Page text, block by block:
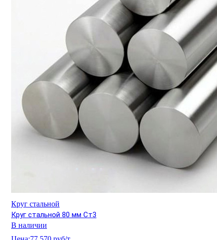
Круг стальной
Круг стальной 80 мм Ст3
В наличии